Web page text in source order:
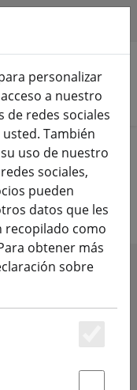
personalizar
a nuestro
redes sociales
También
uso de nuestro
sociales,
pueden
datos que les
recopilado como
obtener más
sobre